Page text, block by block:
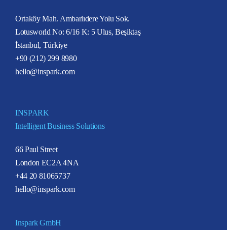
Ortaköy Mah. Ambarlıdere Yolu Sok.
Lotusworld No: 6/16 K: 5 Ulus, Beşiktaş
İstanbul, Türkiye
+90 (212) 299 8980
hello@inspark.com
INSPARK
Intelligent Business Solutions
66 Paul Street
London EC2A 4NA
+44 20 81065737
hello@inspark.com
Inspark GmbH